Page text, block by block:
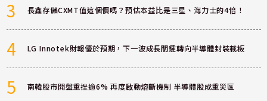
3 長鑫存儲CXMT值這個價嗎？預估本益比是三星、海力士的4倍！
4 LG Innotek財報優於預期，下一波成長關鍵轉向半導體封裝載板
5 南韓股市開盤重挫逾6% 再度啟動熔斷機制 半導體股成重災區